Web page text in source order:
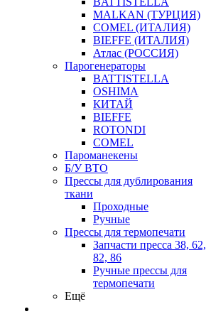
MALKAN (ТУРЦИЯ)
COMEL (ИТАЛИЯ)
BIEFFE (ИТАЛИЯ)
Атлас (РОССИЯ)
Парогенераторы
BATTISTELLA
OSHIMA
КИТАЙ
BIEFFE
ROTONDI
COMEL
Пароманекены
Б/У ВТО
Прессы для дублирования
ткани
Проходные
Ручные
Прессы для термопечати
Запчасти пресса 38, 62,
82, 86
Ручные прессы для
термопечати
Ещё